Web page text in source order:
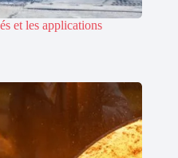
et les applications